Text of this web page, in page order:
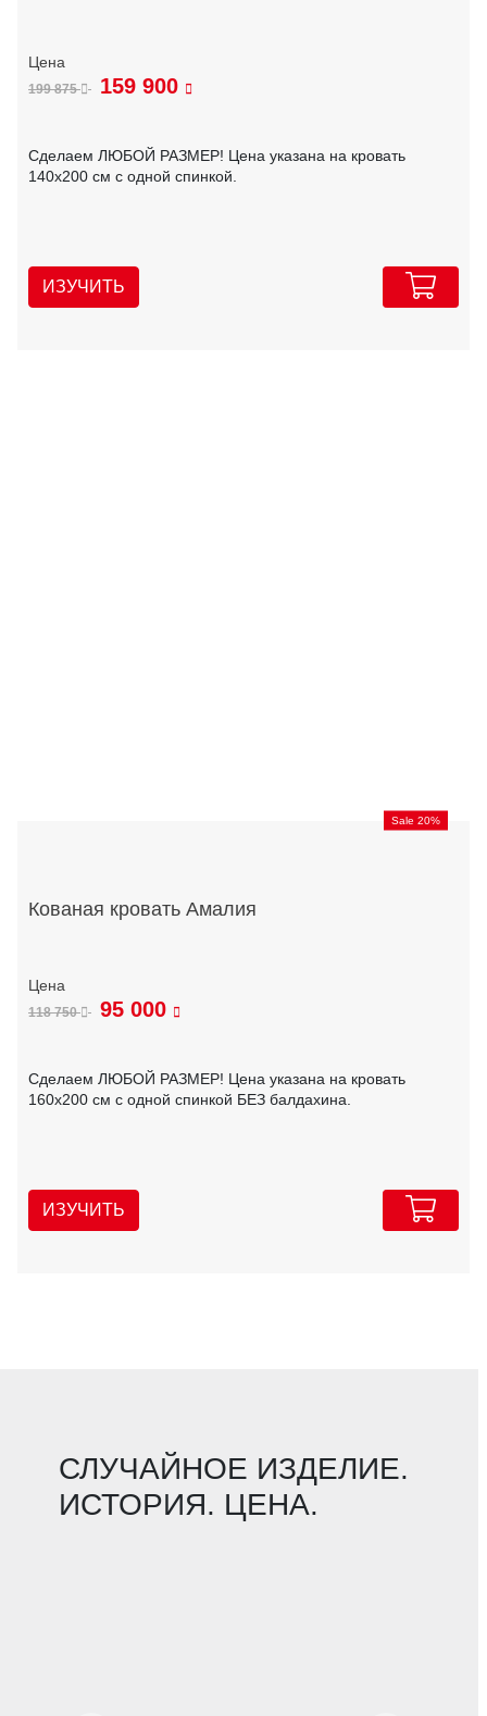
199 875 159 900
Сделаем ЛЮБОЙ РАЗМЕР! Цена указана на кровать
140х200 см с одной спинкой.
ИЗУЧИТЬ
Sale 20%
Кованая кровать Амалия
118 750 95 000
Сделаем ЛЮБОЙ РАЗМЕР! Цена указана на кровать
160х200 см с одной спинкой БЕЗ балдахина.
ИЗУЧИТЬ
СЛУЧАЙНОЕ ИЗДЕЛИЕ.
ИСТОРИЯ. ЦЕНА.